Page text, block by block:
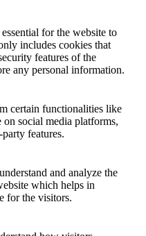
for the website to
includes cookies that
features of the
any personal information.
certain functionalities like
social media platforms,
features.
and analyze the
which helps in
for the visitors.